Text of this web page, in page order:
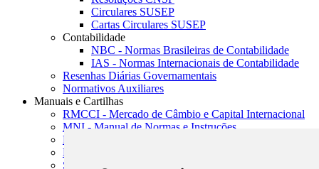
Circulares SUSEP
Cartas Circulares SUSEP
Contabilidade
NBC - Normas Brasileiras de Contabilidade
IAS - Normas Internacionais de Contabilidade
Resenhas Diárias Governamentais
Normativos Auxiliares
Manuais e Cartilhas
RMCCI - Mercado de Câmbio e Capital Internacional
MNI - Manual de Normas e Instruções
MTVM - Manual de Títulos e Valores Mobiliários
MCR - Manual de Crédito Rural
SISORF - Manual de Organização do SFN